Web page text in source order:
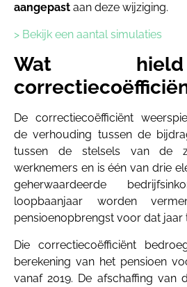
aangepast aan deze wijziging.
> Bekijk een aantal simulaties
Wat
De correctiecoëfficiënt
de verhouding tussen de
tussen de stelsels van de
werknemers en is één van drie
geherwaardeerde
loopbaanjaar worden
pensioenopbrengst voor dat jaar
Die correctiecoëfficiënt
berekening van het pensioen
vanaf 2019. De afschaffing van